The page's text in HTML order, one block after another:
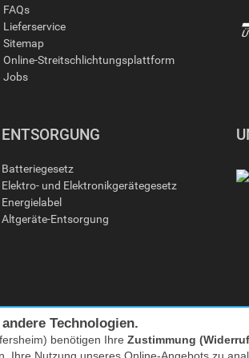
FAQs
Lieferservice
Sitemap
Online-Streitschlichtungsplattform
Jobs
ENTSORGUNG
Batteriegesetz
Elektro- und Elektronikgerätegesetz
Energielabel
Altgeräte-Entsorgung
Technologien.
benötigen Ihre Zustimmung